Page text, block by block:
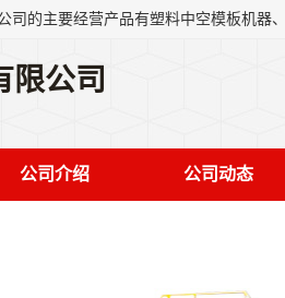
限公司
公司介绍 公司动态